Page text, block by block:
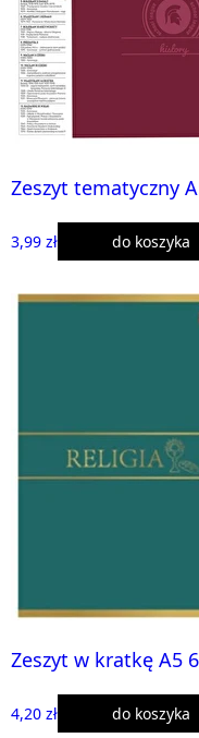
Zeszyt tematyczny
3,99 zł do koszyka
Zeszyt w kratkę A5
4,20 zł do koszyka